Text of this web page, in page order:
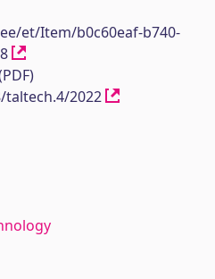
et/Item/b0c60eaf-b740-
2022